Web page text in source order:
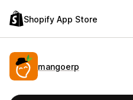
Shopify App Store
mangoerp